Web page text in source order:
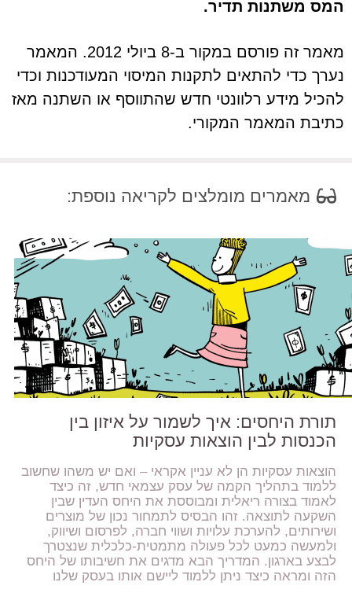
המס משתנות תדיר.
מאמר זה פורסם במקור ב-8 ביולי 2012. המאמר
נערך כדי להתאים לתקנות המיסוי המעודכנות וכדי
להכיל מידע רלוונטי חדש שהתווסף או השתנה מאז
כתיבת המאמר המקורי.
מאמרים מומלצים לקריאה נוספת:
תורת היחסים: איך לשמור על איזון בין
הכנסות לבין הוצאות עסקיות
הוצאות עסקיות הן לא עניין אקראי – ואם יש משהו שחשוב
ללמוד בתהליך הקמה של עסק עצמאי חדש, זה כיצד
לאמוד בצורה ריאלית ומבוססת את היחס העדין שבין
השקעה לתוצאה. זהו הבסיס לתמחור נכון של מוצרים
ושירותים, להערכת עלויות ושווי חברה, לפרסום ושיווק,
ולמעשה כמעט לכל פעולה מתמטית-כלכלית שנצטרך
לבצע בארגון. המדריך הבא מדגים את חשיבותו של היחס
הזה ומראה כיצד ניתן ללמוד ליישם אותו בעסק שלנו